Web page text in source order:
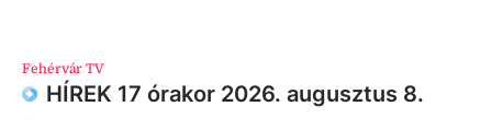
Fehérvár TV
HÍREK 17 órakor 2026. augusztus 8.